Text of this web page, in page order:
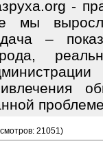
-
мы
–
21051)